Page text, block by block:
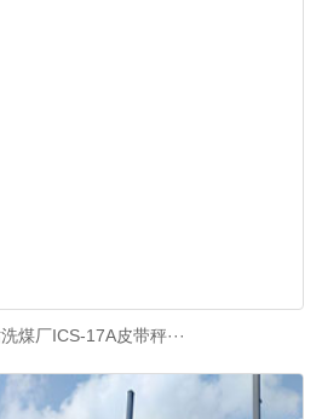
煤厂ICS-17A皮带秤···